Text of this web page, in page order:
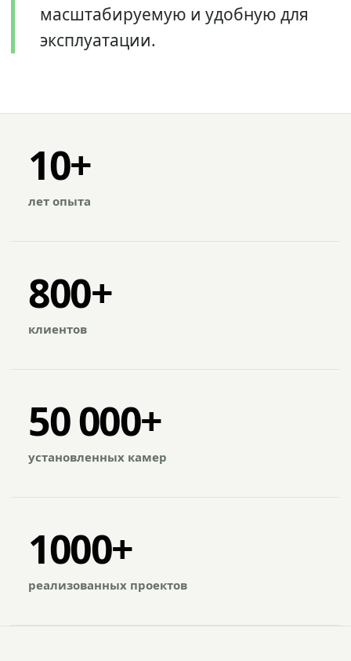
масштабируемую и удобную для
эксплуатации.
10+
лет опыта
800+
клиентов
50 000+
установленных камер
1000+
реализованных проектов